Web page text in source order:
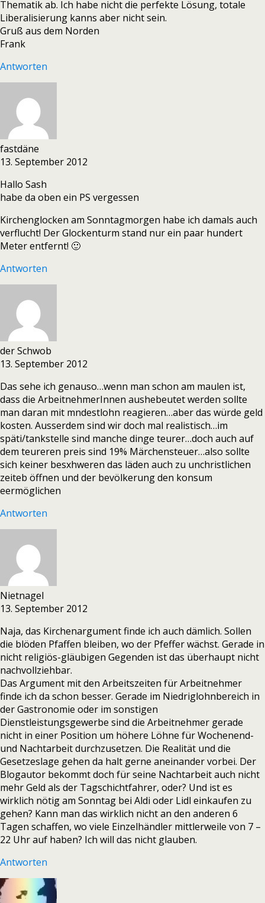
Thematik ab. Ich habe nicht die perfekte Lösung, totale
Liberalisierung kanns aber nicht sein.
Gruß aus dem Norden
Frank
Antworten
fastdäne
13. September 2012
Hallo Sash
habe da oben ein PS vergessen
Kirchenglocken am Sonntagmorgen habe ich damals auch
verflucht! Der Glockenturm stand nur ein paar hundert
Meter entfernt! 🙂
Antworten
der Schwob
13. September 2012
Das sehe ich genauso…wenn man schon am maulen ist,
dass die ArbeitnehmerInnen aushebeutet werden sollte
man daran mit mndestlohn reagieren…aber das würde geld
kosten. Ausserdem sind wir doch mal realistisch…im
späti/tankstelle sind manche dinge teurer…doch auch auf
dem teureren preis sind 19% Märchensteuer…also sollte
sich keiner besxhweren das läden auch zu unchristlichen
zeiteb öffnen und der bevölkerung den konsum
eermöglichen
Antworten
Nietnagel
13. September 2012
Naja, das Kirchenargument finde ich auch dämlich. Sollen
die blöden Pfaffen bleiben, wo der Pfeffer wächst. Gerade in
nicht religiös-gläubigen Gegenden ist das überhaupt nicht
nachvollziehbar.
Das Argument mit den Arbeitszeiten für Arbeitnehmer
finde ich da schon besser. Gerade im Niedriglohnbereich in
der Gastronomie oder im sonstigen
Dienstleistungsgewerbe sind die Arbeitnehmer gerade
nicht in einer Position um höhere Löhne für Wochenend-
und Nachtarbeit durchzusetzen. Die Realität und die
Gesetzeslage gehen da halt gerne aneinander vorbei. Der
Blogautor bekommt doch für seine Nachtarbeit auch nicht
mehr Geld als der Tagschichtfahrer, oder? Und ist es
wirklich nötig am Sonntag bei Aldi oder Lidl einkaufen zu
gehen? Kann man das wirklich nicht an den anderen 6
Tagen schaffen, wo viele Einzelhändler mittlerweile von 7 –
22 Uhr auf haben? Ich will das nicht glauben.
Antworten